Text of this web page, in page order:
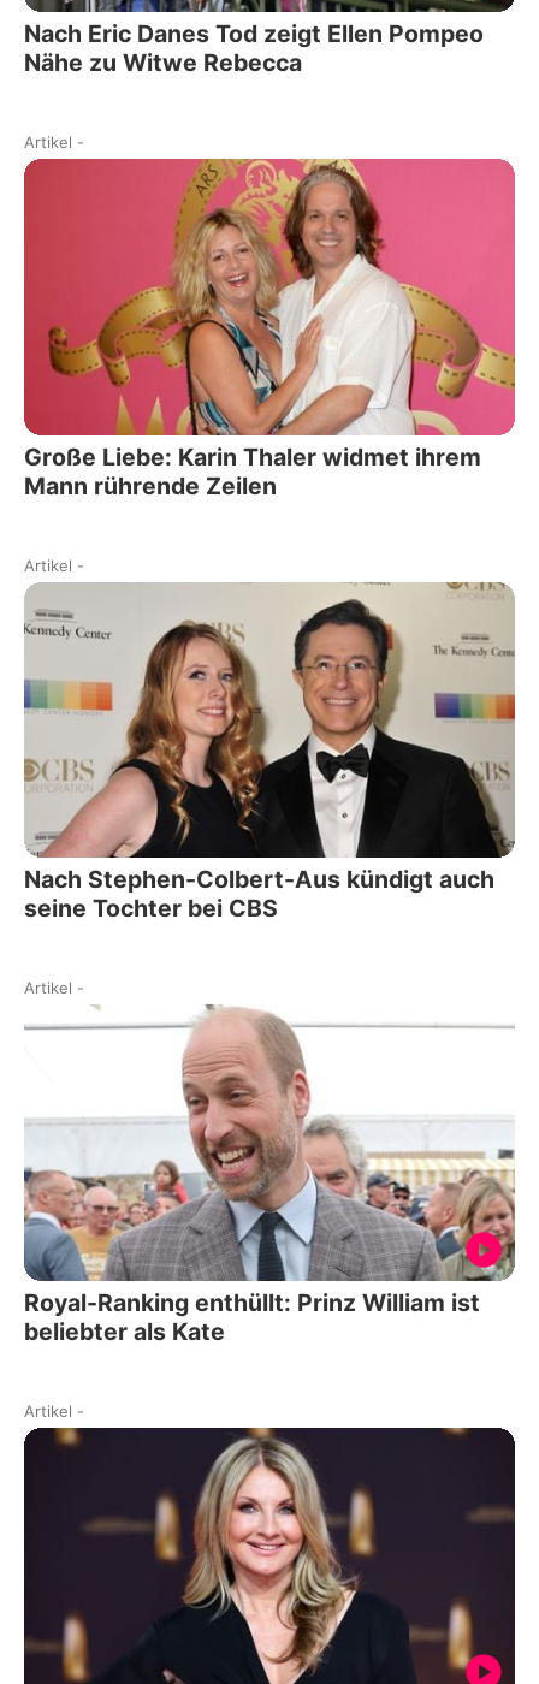
Nach Eric Danes Tod zeigt Ellen Pompeo
Nähe zu Witwe Rebecca
Artikel -
Große Liebe: Karin Thaler widmet ihrem
Mann rührende Zeilen
Artikel -
Nach Stephen-Colbert-Aus kündigt auch
seine Tochter bei CBS
Artikel -
Royal-Ranking enthüllt: Prinz William ist
beliebter als Kate
Artikel -